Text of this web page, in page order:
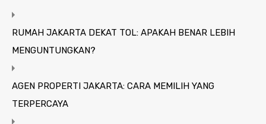
RUMAH JAKARTA DEKAT TOL: APAKAH BENAR LEBIH
MENGUNTUNGKAN?
AGEN PROPERTI JAKARTA: CARA MEMILIH YANG
TERPERCAYA